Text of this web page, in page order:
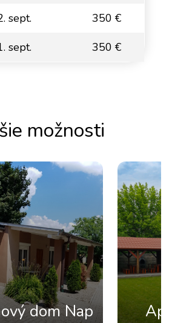
sept.
350 €
sept.
350 €
možnosti
dom Nap